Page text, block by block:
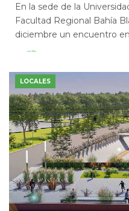
En la sede de la
Facultad Regional Bahía
diciembre un encuentro
Leer Más
LOCALES